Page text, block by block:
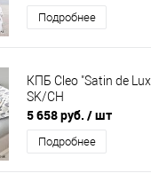
Подробнее
КПБ Cleo "Satin de
SK/CH
5 658 руб. / шт
Подробнее